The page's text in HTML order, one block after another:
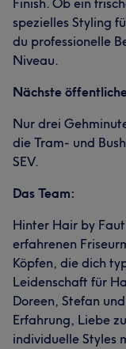
Finish. Ob ein
spezielles Styling
du professionelle
Niveau.
Nächste
Nur drei
die Tram- und
SEV.
Das Team:
Hinter Hair by
erfahrenen
Köpfen, die dich
Leidenschaft für
Doreen, Stefan
Erfahrung, Liebe
individuelle Styles